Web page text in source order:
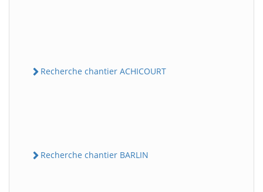
Recherche chantier ACHICOURT
Recherche chantier BARLIN